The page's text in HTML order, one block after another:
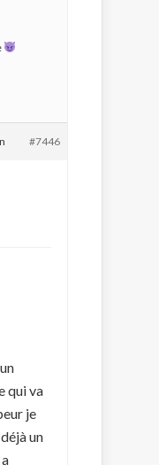
#7446
qui va
je
un